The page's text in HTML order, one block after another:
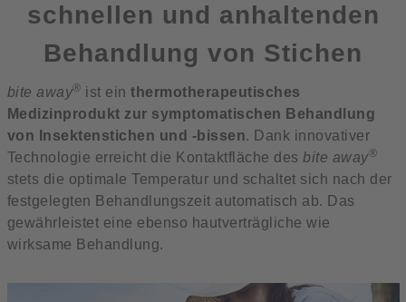
schnellen und anhaltenden
Behandlung von Stichen
bite away® ist ein thermotherapeutisches
Medizinprodukt zur symptomatischen Behandlung
von Insektenstichen und -bissen. Dank innovativer
Technologie erreicht die Kontaktfläche des bite away®
stets die optimale Temperatur und schaltet sich nach der
festgelegten Behandlungszeit automatisch ab. Das
gewährleistet eine ebenso hautverträgliche wie
wirksame Behandlung.